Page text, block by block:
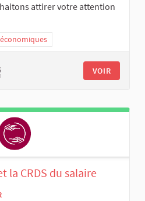
attirer votre attention
VOIR
la CRDS du salaire